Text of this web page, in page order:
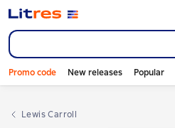
Promo code New releases Popular
Lewis Carroll